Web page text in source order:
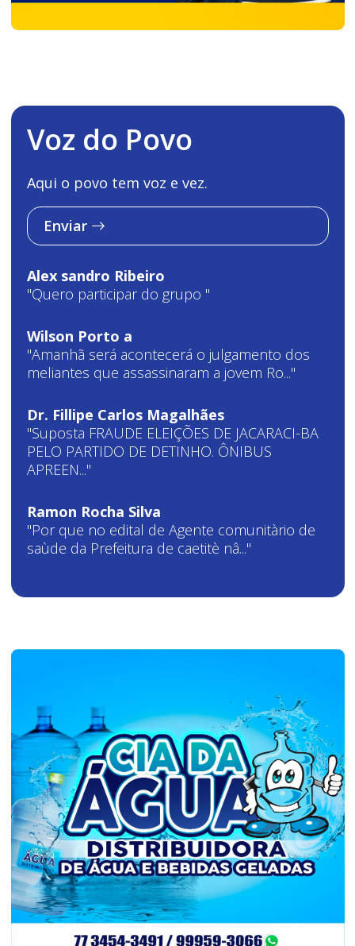
Voz do Povo
Aqui o povo tem voz e vez.
Enviar
Alex sandro Ribeiro
"Quero participar do grupo "
Wilson Porto a
"Amanhã será acontecerá o julgamento dos
meliantes que assassinaram a jovem Ro..."
Dr. Fillipe Carlos Magalhães
"Suposta FRAUDE ELEIÇÕES DE JACARACI-BA
PELO PARTIDO DE DETINHO. ÔNIBUS
APREEN..."
Ramon Rocha Silva
"Por que no edital de Agente comunitàrio de
saùde da Prefeitura de caetitè nâ..."